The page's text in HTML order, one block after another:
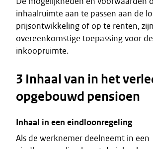
inhaalruimte aan te passen aan de
prijsontwikkeling of op te renten,
overeenkomstige toepassing voor
inkoopruimte.
3 Inhaal van in het
opgebouwd pensioen
Inhaal in een eindloonregeling
Als de werknemer deelneemt in een